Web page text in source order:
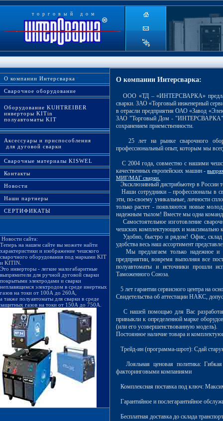
торговый дом
О компании Интерсварка
Сварочное оборудование
Оборудование KUHTREIBER
инверторы KITin
полуавтоматы KIT
Аксессуары и приспособления
для дуговой сварки
Сварочные материалы KISWEL
Контакты
Новости
Наши партнеры
СЕРТИФИКАТЫ
Новости сайта:
Теперь на нашем сайте вы можете найти
характеристики и изображение чешского
сварочного оборудования под марками KIT
и KITIN.
Это инверторы - легкие малогабаритные
выпрямители для ручной дуговой сварки
покрытыми электродами и сварки
неплавящимся электродом в среде инертных
газов на токи от 100А до 260А,
а также полуавтоматы для сварки в среде
защитных газов на токи от 150А до 750А.
О компании Интерсварка:
ООО «ТД – «ИНТЕРСВАРКА»
сварки. ЗАО «Торговый инженерный
в отрасли предприятия ОАО «Завод
ЗАО "Торговый Дом - "ИНТЕРСВАРКА",
сохранением приемственности.
25 лет на рынке сварочного
профессиональный опыт, которым мы
С 2004 года, совместно с нашими
качественных европейских машин -
МИГ/МАГ сварки.
Эксклюзивный дистрибьютер в
Наши сотрудники – профессионалы в
эти, по-своему уникальные, личности
только растет - появляются новые
надежным тылом! Вместе мы одна
Самостоятельное изготовление
чешских комплектующих и максимально
Удобно, быстро и рядом! Офис, склад
удобства весь наш ассортимент
Мы предлагаем только надежное и
предприятии, вовремя выполняя все
полуавтоматы и источники прошли
Таможенного Союза.
5 лет гарантии сервисного центра на
Свидетельства об аттестации НАКС,
С нашей помощью для Вас разработают
привыкли к определенной марке
(или его усовершенствованную модель).
Постоянное наличие товара и
Трейд-ин (программа-шрот): Сдай
Лояльная ценовая политика: Гибкая
факторинговыми компаниями
Комплексная поставка под ключ:
Гарантийное и послегарантийное
Бесплатная доставка до склада